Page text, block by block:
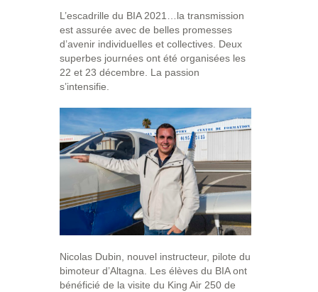
L’escadrille du BIA 2021…la transmission
est assurée avec de belles promesses
d’avenir individuelles et collectives. Deux
superbes journées ont été organisées les
22 et 23 décembre. La passion
s’intensifie.
Nicolas Dubin, nouvel instructeur, pilote du
bimoteur d’Altagna. Les élèves du BIA ont
bénéficié de la visite du King Air 250 de